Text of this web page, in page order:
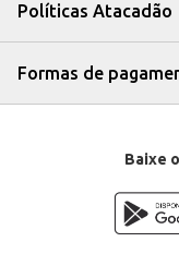
Políticas Atacadão
Formas de
Baixe